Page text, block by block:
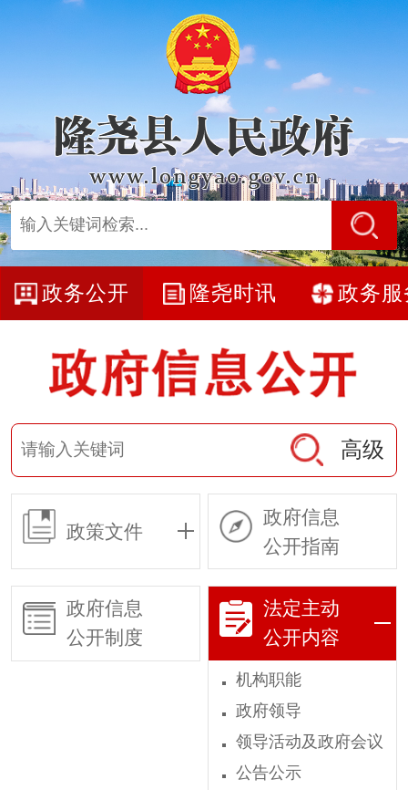
政务公开 隆尧时讯 政务服
高级
政策文件
政府信息
公开指南
政府信息
公开制度
法定主动
公开内容
机构职能
政府领导
领导活动及政府会议
公告公示